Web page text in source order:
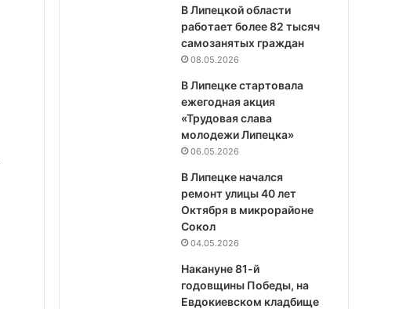
В Липецкой области
работает более 82 тысяч
самозанятых граждан
08.05.2026
В Липецке стартовала
ежегодная акция
«Трудовая слава
молодежи Липецка»
06.05.2026
В Липецке начался
ремонт улицы 40 лет
Октября в микрорайоне
Сокол
04.05.2026
Накануне 81-й
годовщины Победы, на
Евдокиевском кладбище